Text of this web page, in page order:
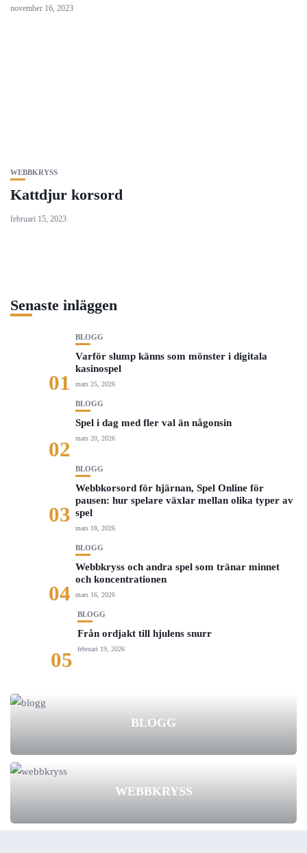
november 16, 2023
WEBBKRYSS
Kattdjur korsord
februari 15, 2023
Senaste inläggen
01
BLOGG
Varför slump känns som mönster i digitala
kasinospel
mars 25, 2026
02
BLOGG
Spel i dag med fler val än någonsin
mars 20, 2026
03
BLOGG
Webbkorsord för hjärnan, Spel Online för
pausen: hur spelare växlar mellan olika typer av
spel
mars 18, 2026
04
BLOGG
Webbkryss och andra spel som tränar minnet
och koncentrationen
mars 16, 2026
05
BLOGG
Från ordjakt till hjulens snurr
februari 19, 2026
BLOGG
WEBBKRYSS